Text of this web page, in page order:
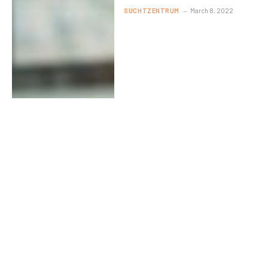
SUCHTZENTRUM March 8, 2022